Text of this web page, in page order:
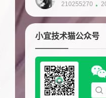
210255270
小宜技术猫公众号